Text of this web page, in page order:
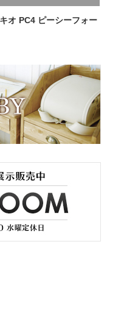
オ PC4 ピーシーフォー